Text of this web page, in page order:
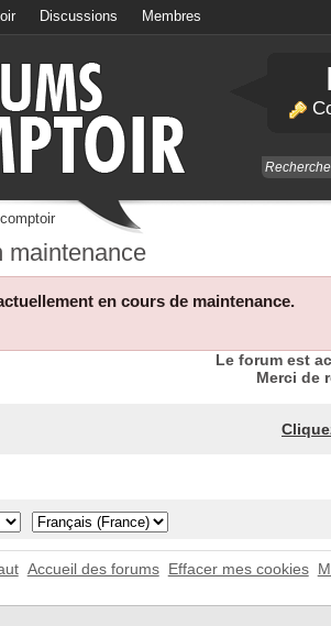
Discussions Membres
maintenance
en cours de maintenance.
Le forum est
Merci de
Accueil des forums Effacer mes cookies